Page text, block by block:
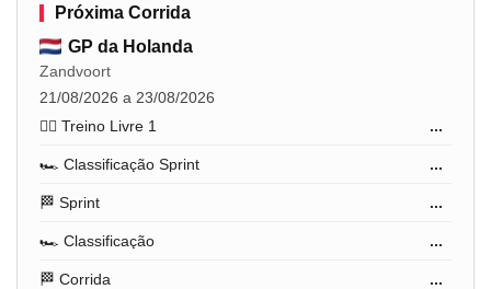
Próxima Corrida
GP da Holanda
Zandvoort
21/08/2026 a 23/08/2026
🏋️‍♂️ Treino Livre 1
...
🏎️ Classificação Sprint ...
🏁 Sprint ...
🏎️ Classificação ...
🏁 Corrida ...